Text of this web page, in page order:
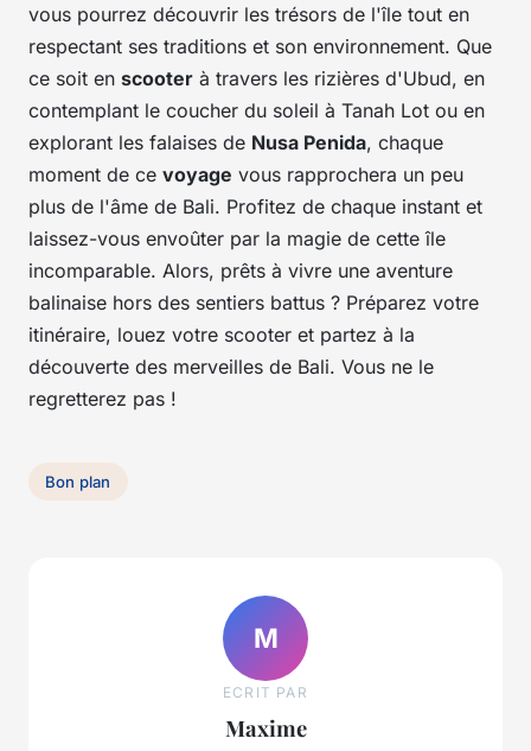
vous pourrez découvrir les trésors de l'île tout en
respectant ses traditions et son environnement. Que
ce soit en scooter à travers les rizières d'Ubud, en
contemplant le coucher du soleil à Tanah Lot ou en
explorant les falaises de Nusa Penida, chaque
moment de ce voyage vous rapprochera un peu
plus de l'âme de Bali. Profitez de chaque instant et
laissez-vous envoûter par la magie de cette île
incomparable. Alors, prêts à vivre une aventure
balinaise hors des sentiers battus ? Préparez votre
itinéraire, louez votre scooter et partez à la
découverte des merveilles de Bali. Vous ne le
regretterez pas !
Bon plan
M
ECRIT PAR
Maxime